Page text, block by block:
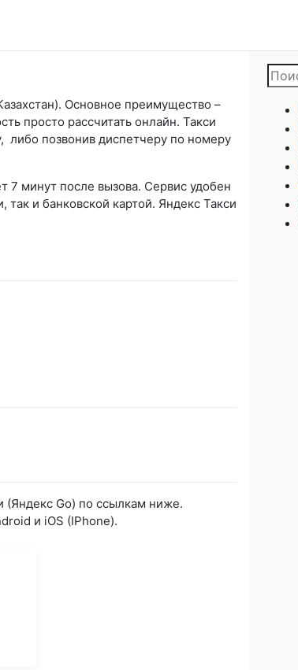
Основное преимущество –
просто рассчитать онлайн. Такси
либо позвонив диспетчеру по номеру
7 минут после вызова. Сервис удобен
и банковской картой. Яндекс Такси
(Яндекс Go) по ссылкам ниже.
и iOS (IPhone).